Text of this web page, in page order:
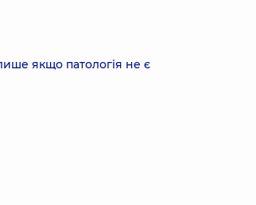
якщо патологія не є